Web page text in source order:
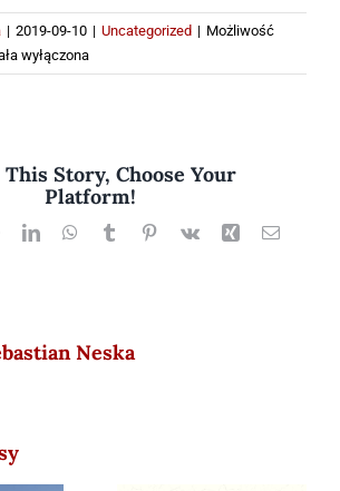
| 2019-09-10 | Uncategorized | Możliwość
wyłączona
This Story, Choose Your
Platform!
LinkedInWhatsApp
TumblrPinterest
Vk Xing Email
Neska